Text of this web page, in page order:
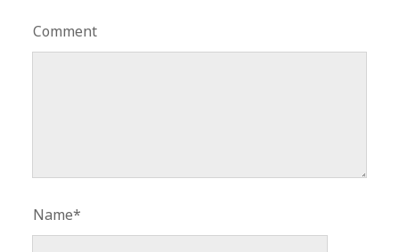
Comment
Name*